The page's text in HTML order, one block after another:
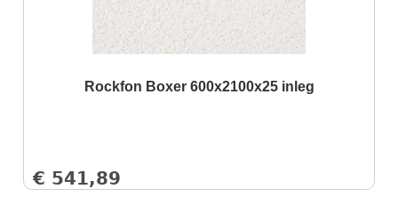
Rockfon Boxer 600x2100x25 inleg
€ 541,89